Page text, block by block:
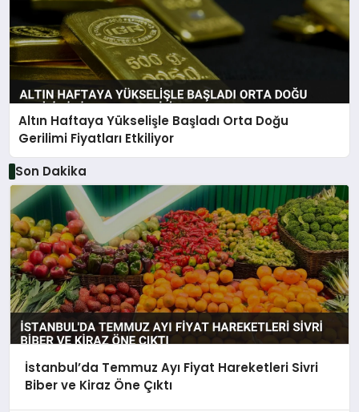
Altın Haftaya Yükselişle Başladı Orta Doğu
Gerilimi Fiyatları Etkiliyor
Son Dakika
İstanbul’da Temmuz Ayı Fiyat Hareketleri Sivri
Biber ve Kiraz Öne Çıktı